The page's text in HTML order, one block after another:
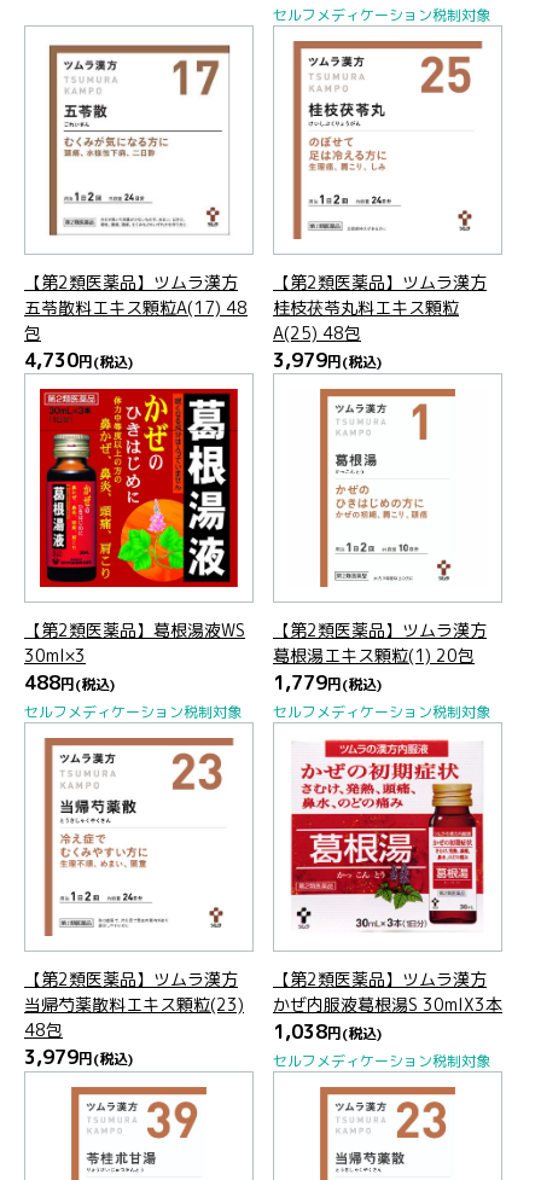
セルフメディケーション税制対象
【第2類医薬品】ツムラ漢方
五苓散料エキス顆粒A(17) 48
包
4,730円(税込)
【第2類医薬品】ツムラ漢方
桂枝茯苓丸料エキス顆粒
A(25) 48包
3,979円(税込)
【第2類医薬品】葛根湯液WS
30ml×3
488円(税込)
セルフメディケーション税制対象
【第2類医薬品】ツムラ漢方
葛根湯エキス顆粒(1) 20包
1,779円(税込)
セルフメディケーション税制対象
【第2類医薬品】ツムラ漢方
当帰芍薬散料エキス顆粒(23)
48包
3,979円(税込)
【第2類医薬品】ツムラ漢方
かぜ内服液葛根湯S 30mlX3本
1,038円(税込)
セルフメディケーション税制対象